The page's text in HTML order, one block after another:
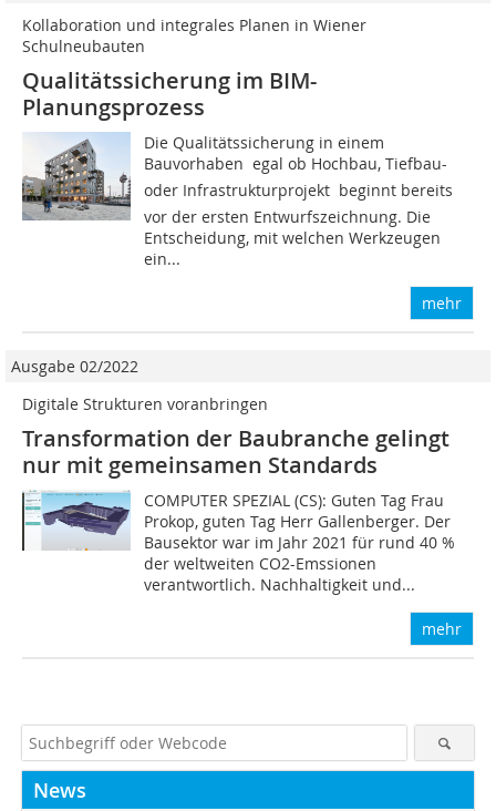
Kollaboration und integrales Planen in Wiener
Schulneubauten
Qualitätssicherung im BIM-
Planungsprozess
Die Qualitätssicherung in einem
Bauvorhaben  egal ob Hochbau, Tiefbau-
oder Infrastrukturprojekt  beginnt bereits
vor der ersten Entwurfszeichnung. Die
Entscheidung, mit welchen Werkzeugen
ein...
mehr
Ausgabe 02/2022
Digitale Strukturen voranbringen
Transformation der Baubranche gelingt
nur mit gemeinsamen Standards
COMPUTER SPEZIAL (CS): Guten Tag Frau
Prokop, guten Tag Herr Gallenberger. Der
Bausektor war im Jahr 2021 für rund 40 %
der weltweiten CO2-Emssionen
verantwortlich. Nachhaltigkeit und...
mehr
News